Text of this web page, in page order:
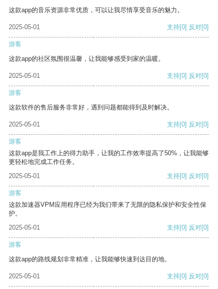
这款app的音乐资源非常优质，可以让我尽情享受音乐的魅力。
2025-05-01 支持[0] 反对[0]
游客
这款app的社区氛围很温馨，让我能够感受到家的温暖。
2025-05-01 支持[0] 反对[0]
游客
这款软件的售后服务非常好，遇到问题都能得到及时解决。
2025-05-01 支持[0] 反对[0]
游客
这款app是我工作上的得力助手，让我的工作效率提高了50%，让我能够
更轻松地完成工作任务。
2025-05-01
支持[0] 反对[0]
游客
这款加速器VPM应用程序已经为我们带来了无限的隐私保护和安全性保
护。
2025-05-01
支持[0] 反对[0]
游客
这款app的路线规划非常精准，让我能够快速到达目的地。
2025-05-01 支持[0] 反对[0]